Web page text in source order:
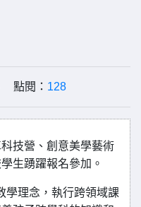
點閱： 128
技營、創意美學藝術
學生踴躍報名參加。
學理念，執行跨領域課